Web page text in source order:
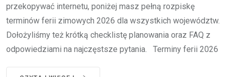
przekopywać internetu, poniżej masz pełną rozpiskę
terminów ferii zimowych 2026 dla wszystkich województw.
Dołożyliśmy też krótką checklistę planowania oraz FAQ z
odpowiedziami na najczęstsze pytania. Terminy ferii 2026